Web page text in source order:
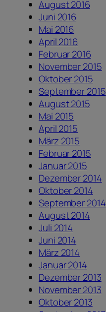
August 2016
Juni 2016
Mai 2016
April 2016
Februar 2016
November 2015
Oktober 2015
September 2015
August 2015
Mai 2015
April 2015
März 2015
Februar 2015
Januar 2015
Dezember 2014
Oktober 2014
September 2014
August 2014
Juli 2014
Juni 2014
März 2014
Januar 2014
Dezember 2013
November 2013
Oktober 2013